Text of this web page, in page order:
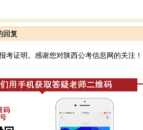
回复
考证明。感谢您对陕西公考信息网的关注！